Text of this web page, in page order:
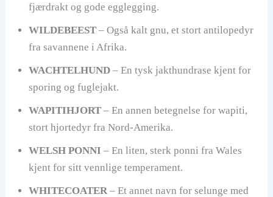
fjærdrakt og gode egglegging.
WILDEBEEST– Også kalt gnu, et stort antilopedyr
fra savannene i Afrika.
WACHTELHUND– En tysk jakthundrase kjent for
sporing og fuglejakt.
WAPITIHJORT– En annen betegnelse for wapiti,
stort hjortedyr fra Nord-Amerika.
WELSH PONNI – En liten, sterk ponni fra Wales
kjent for sitt vennlige temperament.
WHITECOATER– Et annet navn for selunge med